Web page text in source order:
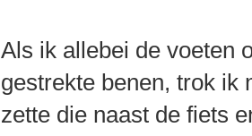
Als ik allebei de voeten
gestrekte benen, trok ik
zette die naast de fiets